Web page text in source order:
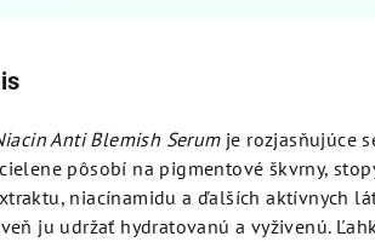
Anti Blemish Serumje rozjasňujúce
pôsobí na pigmentové škvrny,
niacínamidu a ďalších aktívnych
ju udržať hydratovanú a vyživenú.